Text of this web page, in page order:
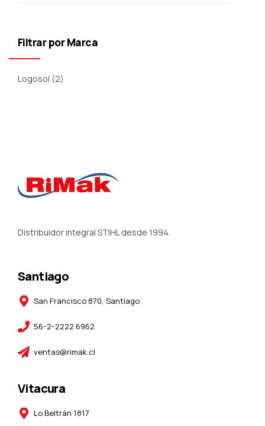
Filtrar por Marca
Logosol (2)
Distribuidor integral STIHL desde 1994.
Santiago
San Francisco 870, Santiago
56-2-2222 6962
ventas@rimak.cl
Vitacura
Lo Beltrán 1817